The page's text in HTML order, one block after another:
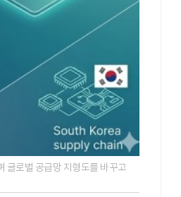
글로벌 공급망 지형도를 바꾸고